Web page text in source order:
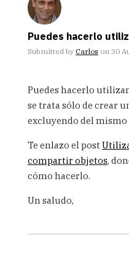
Puedes hacerlo
Submitted by Carlos on 30
reply
Hola
Tengo
usuario
USR1
by
(not
Puedes hacerlo
se trata sólo de crear
excluyendo del
Te enlazo el post
compartir objetos,
cómo hacerlo.
Un saludo,